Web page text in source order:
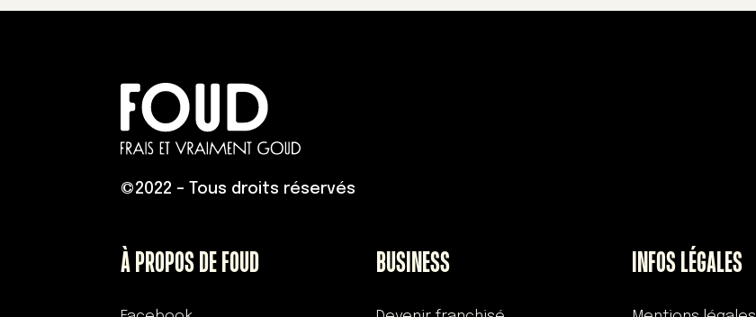
©2022 – Tous droits réservés
À PROPOS DE FOUD BUSINESS INFOS LÉGALES